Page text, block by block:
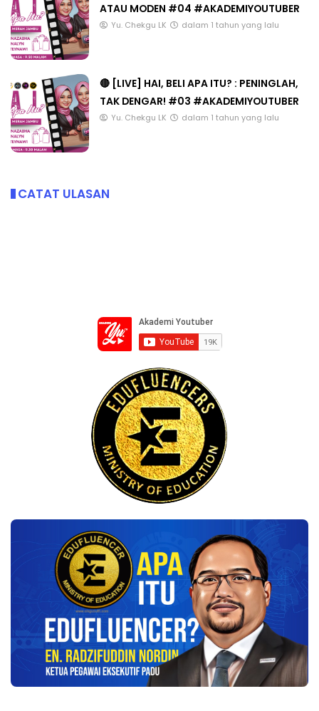
ATAU MODEN #04 #AKADEMIYOUTUBER
Yu. Chekgu LK dalam 1 tahun yang lalu
🔴 [LIVE] HAI, BELI APA ITU? : PENINGLAH,
TAK DENGAR! #03 #AKADEMIYOUTUBER
Yu. Chekgu LK dalam 1 tahun yang lalu
CATAT ULASAN